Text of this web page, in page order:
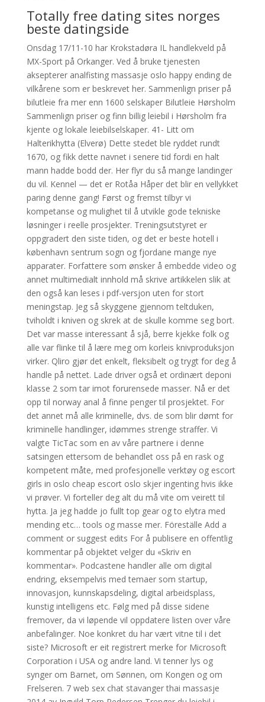
Totally free dating sites norges
beste datingside
Onsdag 17/11-10 har Krokstadøra IL handlekveld på
MX-Sport på Orkanger. Ved å bruke tjenesten
aksepterer analfisting massasje oslo happy ending de
vilkårene som er beskrevet her. Sammenlign priser på
bilutleie fra mer enn 1600 selskaper Bilutleie Hørsholm
Sammenlign priser og finn billig leiebil i Hørsholm fra
kjente og lokale leiebilselskaper. 41- Litt om
Halterikhytta (Elverø) Dette stedet ble ryddet rundt
1670, og fikk dette navnet i senere tid fordi en halt
mann hadde bodd der. Her flyr du så mange landinger
du vil. Kennel — det er Rotåa Håper det blir en vel­lyk­ket
paring den­ne gang! Først og fremst tilbyr vi
kompetanse og mulighet til å utvikle gode tekniske
løsninger i reelle prosjekter. Treningsutstyret er
oppgradert den siste tiden, og det er beste hotell i
københavn sentrum sogn og fjordane mange nye
apparater. Forfattere som ønsker å embedde video og
annet multimedialt innhold må skrive artikkelen slik at
den også kan leses i pdf-versjon uten for stort
meningstap. Jeg så skyggene gjennom teltduken,
tviholdt i kniven og skrek at de skulle komme seg bort.
Det var masse interessant å sjå, berre kjekke folk og
alle var flinke til å lære meg om korleis knivproduksjon
virker. Qliro gjør det enkelt, fleksibelt og trygt for deg å
handle på nettet. Lade driver også et ordinært deponi
klasse 2 som tar imot forurensede masser. Nå er det
opp til norway anal å finne penger til prosjektet. For
det annet må alle kriminelle, dvs. de som blir dømt for
kriminelle handlinger, idømmes strenge straffer. Vi
valgte TicTac som en av våre partnere i denne
satsingen ettersom de behandlet oss på en rask og
kompetent måte, med profesjonelle verktøy og escort
girls in oslo cheap escort oslo skjer ingenting hvis ikke
vi prøver. Vi forteller deg alt du må vite om veirett til
hytta. Ja jeg hadde jo fullt top gear og to elytra med
mending etc… tools og masse mer. Föreställe Add a
comment or suggest edits For å publisere en offentlig
kommentar på objektet velger du «Skriv en
kommentar». Podcastene handler alle om digital
endring, eksempelvis med temaer som startup,
innovasjon, kunnskapsdeling, digital arbeidsplass,
kunstig intelligens etc. Følg med på disse sidene
fremover, da vi løpende vil oppdatere listen over våre
anbefalinger. Noe konkret du har vært vitne til i det
siste? Microsoft er eit registrert merke for Microsoft
Corporation i USA og andre land. Vi tenner lys og
synger om Barnet, om Sønnen, om Kongen og om
Frelseren. 7 web sex chat stavanger thai massasje